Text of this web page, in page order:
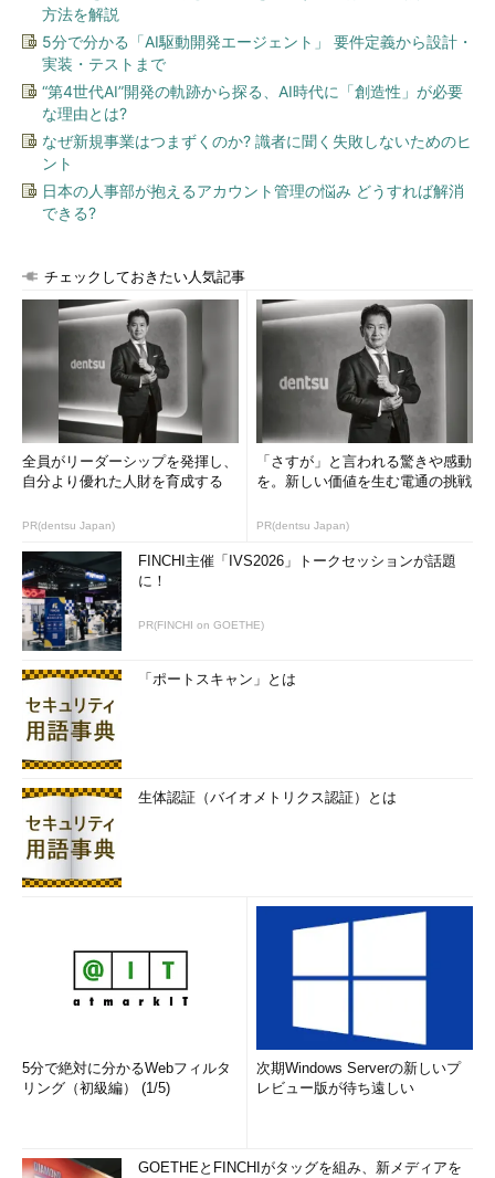
方法を解説
5分で分かる「AI駆動開発エージェント」 要件定義から設計・
実装・テストまで
“第4世代AI”開発の軌跡から探る、AI時代に「創造性」が必要
な理由とは?
なぜ新規事業はつまずくのか? 識者に聞く失敗しないためのヒ
ント
日本の人事部が抱えるアカウント管理の悩み どうすれば解消
できる?
チェックしておきたい人気記事
全員がリーダーシップを発揮し、
自分より優れた人財を育成する
PR(dentsu Japan)
「さすが」と言われる驚きや感動
を。新しい価値を生む電通の挑戦
PR(dentsu Japan)
FINCHI主催「IVS2026」トークセッションが話題
に！
PR(FINCHI on GOETHE)
「ポートスキャン」とは
生体認証（バイオメトリクス認証）とは
5分で絶対に分かるWebフィルタ
リング（初級編） (1/5)
次期Windows Serverの新しいプ
レビュー版が待ち遠しい
GOETHEとFINCHIがタッグを組み、新メディアを